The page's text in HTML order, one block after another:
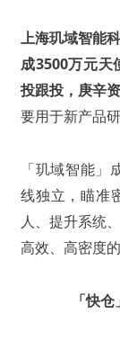
上海玑域智能
成3500万元天
投跟投，庚辛
要用于新产品
「玑域智能
线独立，瞄准
人、提升系统
高效、高密度
「快